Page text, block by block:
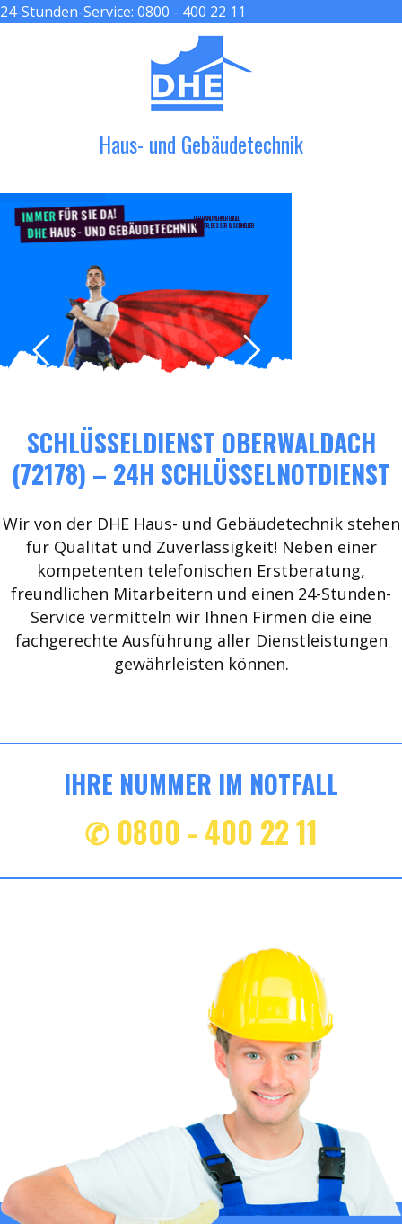
24-Stunden-Service: 0800 - 400 22 11
Haus- und Gebäudetechnik
IMMERFÜR SIE DA!
DHEHAUS- UND GEBÄUDETECHNIK
DER HANDWERKER ENGEL
GRÖßER, BESSER & SCHNELLER
SCHLÜSSELDIENST OBERWALDACH
(72178) – 24H SCHLÜSSELNOTDIENST
Wir von der DHE Haus- und Gebäudetechnik stehen
für Qualität und Zuverlässigkeit! Neben einer
kompetenten telefonischen Erstberatung,
freundlichen Mitarbeitern und einen 24-Stunden-
Service vermitteln wir Ihnen Firmen die eine
fachgerechte Ausführung aller Dienstleistungen
gewährleisten können.
IHRE NUMMER IM NOTFALL
✆ 0800 - 400 22 11